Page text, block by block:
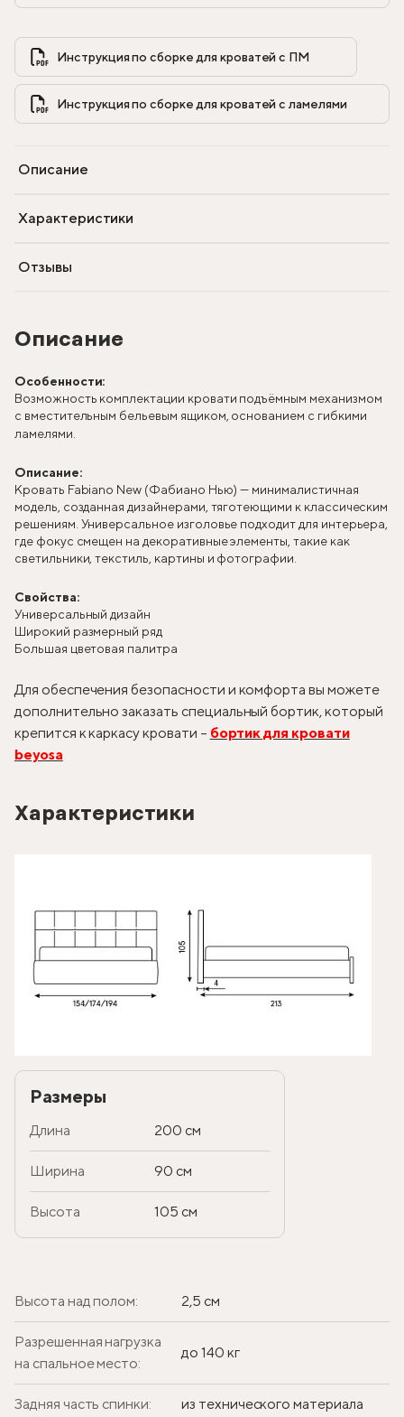
Описание
Особенности:
Возможность комплектации кровати подъёмным механизмом
с вместительным бельевым ящиком, основанием с гибкими
ламелями.
Описание:
Кровать Fabiano New (Фабиано Нью) — минималистичная
модель, созданная дизайнерами, тяготеющими к классическим
решениям. Универсальное изголовье подходит для интерьера,
где фокус смещен на декоративные элементы, такие как
светильники, текстиль, картины и фотографии.
Свойства:
Универсальный дизайн
Широкий размерный ряд
Большая цветовая палитра
Для обеспечения безопасности и комфорта вы можете
дополнительно заказать специальный бортик, который
крепится к каркасу кровати – бортик для кровати
beyosa
Характеристики
Размеры
Длина 200 см
Ширина 90 см
Высота 105 см
Высота над полом: 2,5 см
Разрешенная нагрузка
на спальное место:
до 140 кг
Задняя часть спинки: из технического материала
Инструкция по сборке для кроватей с ПМ
Описание
Характеристики
Отзывы